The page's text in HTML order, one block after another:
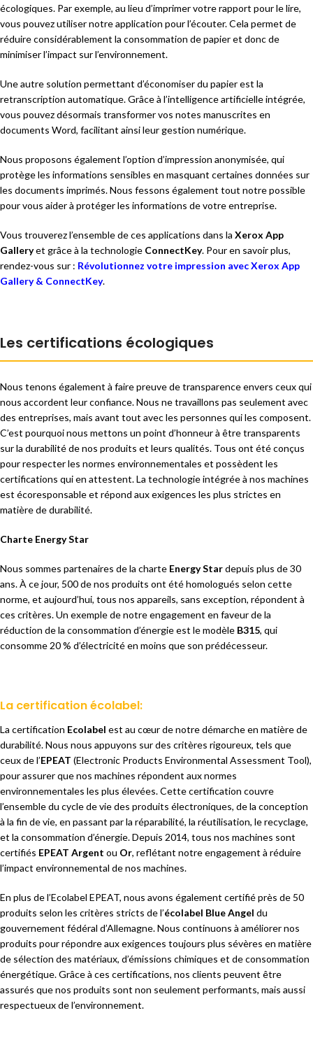
écologiques. Par exemple, au lieu d’imprimer votre rapport pour le lire,
vous pouvez utiliser notre application pour l’écouter. Cela permet de
réduire considérablement la consommation de papier et donc de
minimiser l’impact sur l’environnement.
Une autre solution permettant d’économiser du papier est la
retranscription automatique. Grâce à l’intelligence artificielle intégrée,
vous pouvez désormais transformer vos notes manuscrites en
documents Word, facilitant ainsi leur gestion numérique.
Nous proposons également l’option d’impression anonymisée, qui
protège les informations sensibles en masquant certaines données sur
les documents imprimés. Nous fessons également tout notre possible
pour vous aider à protéger les informations de votre entreprise.
Vous trouverez l’ensemble de ces applications dans la Xerox App
Galleryet grâce à la technologie ConnectKey. Pour en savoir plus,
rendez-vous sur : Révolutionnez votre impression avec Xerox App
Gallery & ConnectKey.
Les certifications écologiques
Nous tenons également à faire preuve de transparence envers ceux qui
nous accordent leur confiance. Nous ne travaillons pas seulement avec
des entreprises, mais avant tout avec les personnes qui les composent.
C’est pourquoi nous mettons un point d’honneur à être transparents
sur la durabilité de nos produits et leurs qualités. Tous ont été conçus
pour respecter les normes environnementales et possèdent les
certifications qui en attestent. La technologie intégrée à nos machines
est écoresponsable et répond aux exigences les plus strictes en
matière de durabilité.
Charte Energy Star
Nous sommes partenaires de la charte Energy Stardepuis plus de 30
ans. À ce jour, 500 de nos produits ont été homologués selon cette
norme, et aujourd’hui, tous nos appareils, sans exception, répondent à
ces critères. Un exemple de notre engagement en faveur de la
réduction de la consommation d’énergie est le modèle B315, qui
consomme 20 % d’électricité en moins que son prédécesseur.
La certification écolabel:
La certification Ecolabel est au cœur de notre démarche en matière de
durabilité. Nous nous appuyons sur des critères rigoureux, tels que
ceux de l’EPEAT (Electronic Products Environmental Assessment Tool),
pour assurer que nos machines répondent aux normes
environnementales les plus élevées. Cette certification couvre
l’ensemble du cycle de vie des produits électroniques, de la conception
à la fin de vie, en passant par la réparabilité, la réutilisation, le recyclage,
et la consommation d’énergie. Depuis 2014, tous nos machines sont
certifiés EPEAT Argent ou Or, reflétant notre engagement à réduire
l’impact environnemental de nos machines.
En plus de l’Ecolabel EPEAT, nous avons également certifié près de 50
produits selon les critères stricts de l’écolabel Blue Angel du
gouvernement fédéral d’Allemagne. Nous continuons à améliorer nos
produits pour répondre aux exigences toujours plus sévères en matière
de sélection des matériaux, d’émissions chimiques et de consommation
énergétique. Grâce à ces certifications, nos clients peuvent être
assurés que nos produits sont non seulement performants, mais aussi
respectueux de l’environnement.